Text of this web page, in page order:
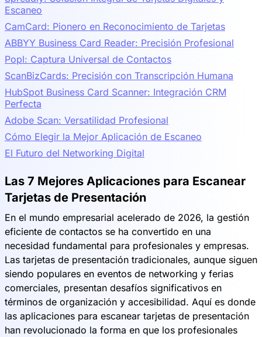
Escaneo
CamCard: Pionero en Reconocimiento de Tarjetas
ABBYY Business Card Reader: Precisión Profesional
Popl: Captura Universal de Contactos
ScanBizCards: Precisión con Transcripción Humana
HubSpot Business Card Scanner: Integración CRM
Perfecta
Adobe Scan: Versatilidad Profesional
Cómo Elegir la Mejor Aplicación de Escaneo
El Futuro del Networking Digital
Las 7 Mejores Aplicaciones para Escanear
Tarjetas de Presentación
En el mundo empresarial acelerado de 2026, la gestión
eficiente de contactos se ha convertido en una
necesidad fundamental para profesionales y empresas.
Las tarjetas de presentación tradicionales, aunque siguen
siendo populares en eventos de networking y ferias
comerciales, presentan desafíos significativos en
términos de organización y accesibilidad. Aquí es donde
las aplicaciones para escanear tarjetas de presentación
han revolucionado la forma en que los profesionales